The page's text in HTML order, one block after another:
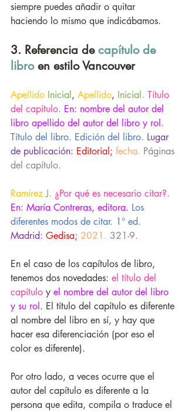
siempre puedes añadir o quitar
haciendo lo mismo que indicábamos.
3. Referencia de capítulo de
libro en estilo Vancouver
Apellido Inicial, Apellido, Inicial. Título
del capítulo. En: nombre del autor del
libro apellido del autor del libro y rol.
Título del libro. Edición del libro. Lugar
de publicación: Editorial; fecha. Páginas
del capítulo.
Ramírez J. ¿Por qué es necesario citar?.
En: María Contreras, editora. Los
diferentes modos de citar. 1° ed.
Madrid: Gedisa; 2021. 321-9.
En el caso de los capítulos de libro,
tenemos dos novedades: el título del
capítulo y el nombre del autor del libro
y su rol. El título del capítulo es diferente
al nombre del libro en sí, y hay que
hacer esa diferenciación (por eso el
color es diferente).
Por otro lado, a veces ocurre que el
autor del capítulo es diferente a la
persona que edita, compila o traduce el